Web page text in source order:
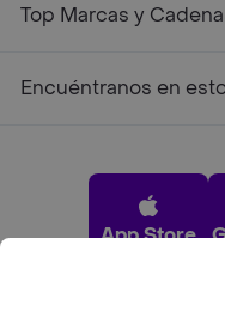
Top Marcas y
Encuéntranos en
App Store